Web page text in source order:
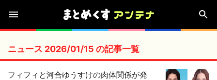
ニュース 2026/01/15 の記事一覧
フィフィと河合ゆうすけの肉体関係が発